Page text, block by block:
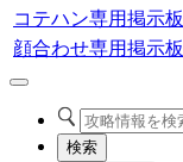
コテハン専用掲示板
顔合わせ専用掲示板
検索